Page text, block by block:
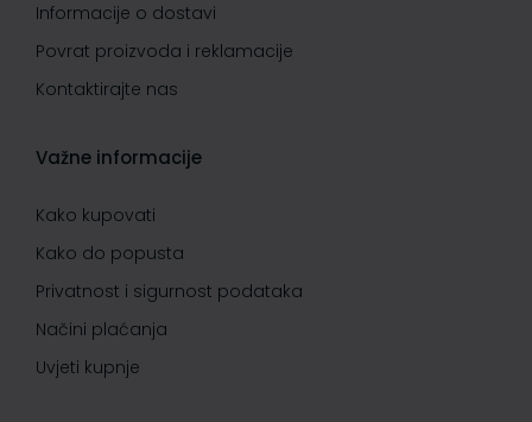
Informacije o dostavi
Povrat proizvoda i reklamacije
Kontaktirajte nas
Važne informacije
Kako kupovati
Kako do popusta
Privatnost i sigurnost podataka
Načini plaćanja
Uvjeti kupnje